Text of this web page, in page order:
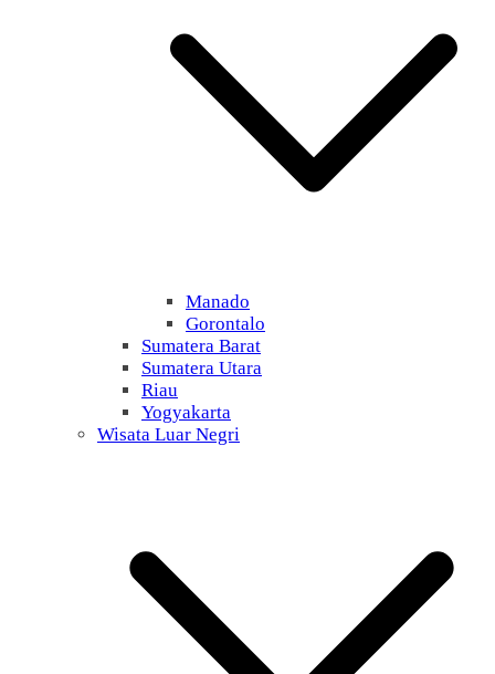
Manado
Gorontalo
Sumatera Barat
Sumatera Utara
Riau
Yogyakarta
Wisata Luar Negri